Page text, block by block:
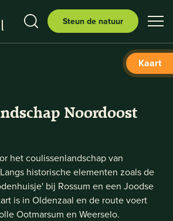
Steun de natuur
Kaart
Noordoost
het coulissenlandschap van
historische elementen zoals de
bij Rossum en een Joodse
is in Oldenzaal en de route voert
Ootmarsum en Weerselo.